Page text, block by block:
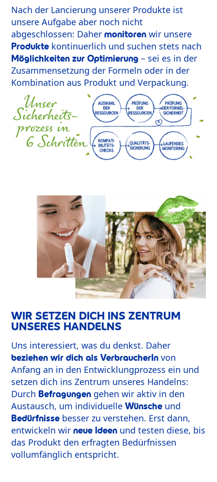
Nach der Lancierung unserer Produkte ist
unsere Aufgabe aber noch nicht
abgeschlossen: Daher monitoren wir unsere
Produkte kontinuerlich und suchen stets nach
Möglichkeiten zur Optimierung – sei es in der
Zusammensetzung der Formeln oder in der
Kombination aus Produkt und Verpackung.
WIR SETZEN DICH INS ZENTRUM
UNSERES HANDELNS
Uns interessiert, was du denkst. Daher
beziehen wir dich als VerbraucherIn von
Anfang an in den Entwicklungprozess ein und
setzen dich ins Zentrum unseres Handelns:
Durch Befragungen gehen wir aktiv in den
Austausch, um individuelle Wünsche und
Bedürfnisse besser zu verstehen. Erst dann,
entwickeln wir neue Ideen und testen diese, bis
das Produkt den erfragten Bedürfnissen
vollumfänglich entspricht.